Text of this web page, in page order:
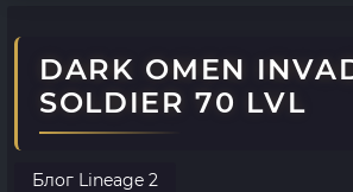
DARK OMEN
SOLDIER 70 LVL
Блог Lineage 2